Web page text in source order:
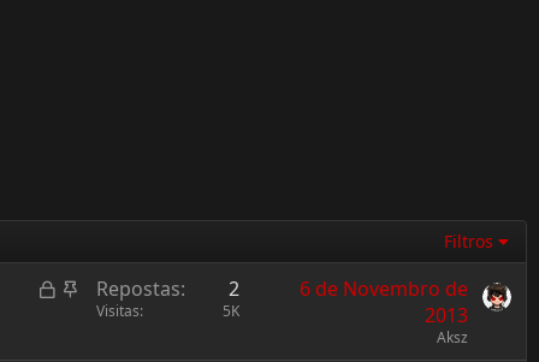
Filtros
L
F
Repostas 2
Visitas 5K
6 de Novembro de
2013
Aksz